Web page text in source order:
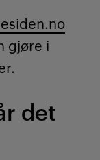
gjøre i
det